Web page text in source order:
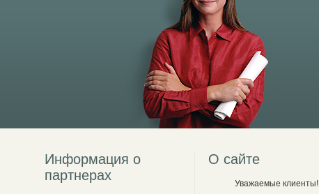
Информация о
партнерах
О сайте
Уважаемые клиенты!